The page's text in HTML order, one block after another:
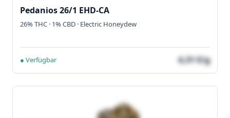
Pedanios 26/1 EHD-CA
26% THC · 1% CBD · Electric Honeydew
● Verfügbar 4,31 €/g